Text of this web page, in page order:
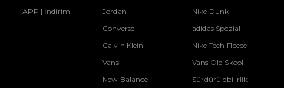
APP | İndirim
Jordan
Converse
Calvin Klein
Vans
New Balance
Nike Dunk
adidas Spezial
Nike Tech Fleece
Vans Old Skool
Sürdürülebilirlik